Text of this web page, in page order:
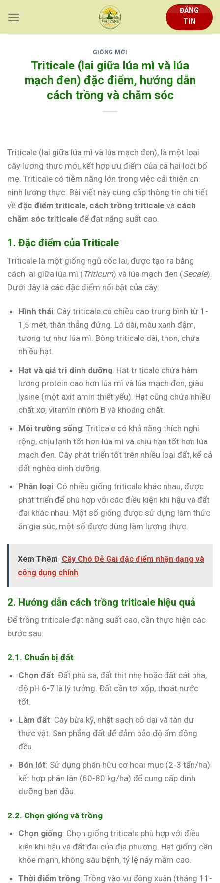
content
ĐĂNG
TIN
GIỐNG MỚI
Triticale (lai giữa lúa mì và lúa
mạch đen) đặc điểm, hướng dẫn
cách trồng và chăm sóc
Triticale (lai giữa lúa mì và lúa mạch đen), là một loại
cây lương thực mới, kết hợp ưu điểm của cả hai loài bố
mẹ. Triticale có tiềm năng lớn trong việc cải thiện an
ninh lương thực. Bài viết này cung cấp thông tin chi tiết
về đặc điểm triticale, cách trồng triticale và cách
chăm sóc triticale để đạt năng suất cao.
1. Đặc điểm của Triticale
Triticale là một giống ngũ cốc lai, được tạo ra bằng
cách lai giữa lúa mì (Triticum) và lúa mạch đen (Secale).
Dưới đây là các đặc điểm nổi bật của cây:
Hình thái: Cây triticale có chiều cao trung bình từ 1-
1,5 mét, thân thẳng đứng. Lá dài, màu xanh đậm,
tương tự như lúa mì. Bông triticale dài, thon, chứa
nhiều hạt.
Hạt và giá trị dinh dưỡng: Hạt triticale chứa hàm
lượng protein cao hơn lúa mì và lúa mạch đen, giàu
lysine (một axit amin thiết yếu). Hạt cũng chứa nhiều
chất xơ, vitamin nhóm B và khoáng chất.
Môi trường sống: Triticale có khả năng thích nghi
rộng, chịu lạnh tốt hơn lúa mì và chịu hạn tốt hơn lúa
mạch đen. Cây phát triển tốt trên nhiều loại đất, kể cả
đất nghèo dinh dưỡng.
Phân loại: Có nhiều giống triticale khác nhau, được
phát triển để phù hợp với các điều kiện khí hậu và đất
đai khác nhau. Một số giống được sử dụng làm thức
ăn gia súc, một số được dùng làm lương thực.
Xem Thêm Cây Chó Đẻ Gai đặc điểm nhận dạng và
công dụng chính
2. Hướng dẫn cách trồng triticale hiệu quả
Để trồng triticale đạt năng suất cao, cần thực hiện các
bước sau:
2.1. Chuẩn bị đất
Chọn đất: Đất phù sa, đất thịt nhẹ hoặc đất cát pha,
độ pH 6-7 là lý tưởng. Đất cần tơi xốp, thoát nước
tốt.
Làm đất: Cày bừa kỹ, nhặt sạch cỏ dại và tàn dư
thực vật. San phẳng đất để đảm bảo độ ẩm đồng
đều.
Bón lót: Sử dụng phân hữu cơ hoai mục (2-3 tấn/ha)
kết hợp phân lân (60-80 kg/ha) để cung cấp dinh
dưỡng ban đầu.
2.2. Chọn giống và trồng
Chọn giống: Chọn giống triticale phù hợp với điều
kiện khí hậu và đất đai của địa phương. Hạt giống cần
khỏe mạnh, không sâu bệnh, tỷ lệ nảy mầm cao.
Thời điểm trồng: Trồng vào vụ đông xuân (tháng 11-